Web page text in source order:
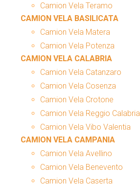
Camion Vela Teramo
CAMION VELA BASILICATA
Camion Vela Matera
Camion Vela Potenza
CAMION VELA CALABRIA
Camion Vela Catanzaro
Camion Vela Cosenza
Camion Vela Crotone
Camion Vela Reggio Calabria
Camion Vela Vibo Valentia
CAMION VELA CAMPANIA
Camion Vela Avellino
Camion Vela Benevento
Camion Vela Caserta